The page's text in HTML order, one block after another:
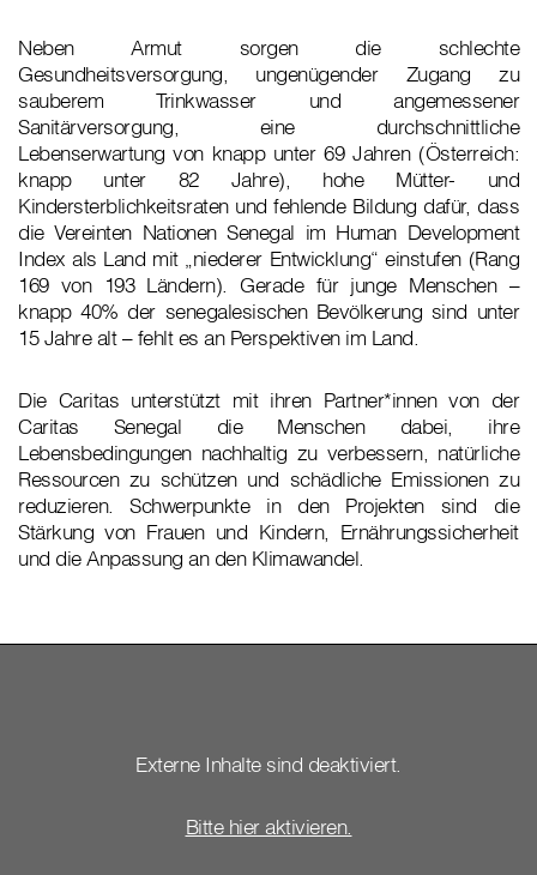
Neben Armut sorgen die schlechte
Gesundheitsversorgung, ungenügender Zugang zu
sauberem Trinkwasser und angemessener
Sanitärversorgung, eine durchschnittliche
Lebenserwartung von knapp unter 69 Jahren (Österreich:
knapp unter 82 Jahre), hohe Mütter- und
Kindersterblichkeitsraten und fehlende Bildung dafür, dass
die Vereinten Nationen Senegal im Human Development
Index als Land mit „niederer Entwicklung“ einstufen (Rang
169 von 193 Ländern). Gerade für junge Menschen –
knapp 40% der senegalesischen Bevölkerung sind unter
15 Jahre alt – fehlt es an Perspektiven im Land.
Die Caritas unterstützt mit ihren Partner*innen von der
Caritas Senegal die Menschen dabei, ihre
Lebensbedingungen nachhaltig zu verbessern, natürliche
Ressourcen zu schützen und schädliche Emissionen zu
reduzieren. Schwerpunkte in den Projekten sind die
Stärkung von Frauen und Kindern, Ernährungssicherheit
und die Anpassung an den Klimawandel.
Externe Inhalte sind deaktiviert.
Bitte hier aktivieren.